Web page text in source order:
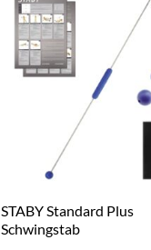
STABY Standard Plus
Schwingstab